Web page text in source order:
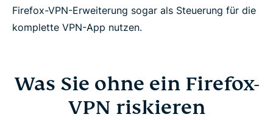
Firefox-VPN-Erweiterung sogar als Steuerung für die
komplette VPN-App nutzen.
Was Sie ohne ein Firefox-
VPN riskieren